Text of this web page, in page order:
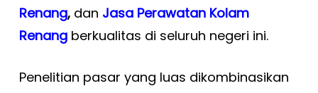
Renang, dan Jasa Perawatan Kolam
Renangberkualitas di seluruh negeri ini.
Penelitian pasar yang luas dikombinasikan